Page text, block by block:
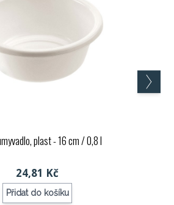
plast - 16 cm / 0,8 l
24,81 Kč
Přidat do košíku